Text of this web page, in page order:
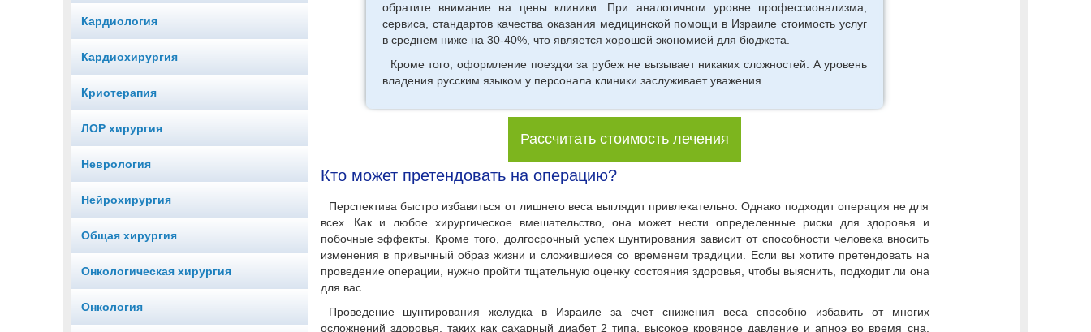
Кардиология
Кардиохирургия
Криотерапия
ЛОР хирургия
Неврология
Нейрохирургия
Общая хирургия
Онкологическая хирургия
Онкология
обратите внимание на цены клиники. При аналогичном уровне профессионализма,
сервиса, стандартов качества оказания медицинской помощи в Израиле стоимость услуг
в среднем ниже на 30-40%, что является хорошей экономией для бюджета.
Кроме того, оформление поездки за рубеж не вызывает никаких сложностей. А уровень
владения русским языком у персонала клиники заслуживает уважения.
Рассчитать стоимость лечения
Кто может претендовать на операцию?
Перспектива быстро избавиться от лишнего веса выглядит привлекательно. Однако подходит операция не для
всех. Как и любое хирургическое вмешательство, она может нести определенные риски для здоровья и
побочные эффекты. Кроме того, долгосрочный успех шунтирования зависит от способности человека вносить
изменения в привычный образ жизни и сложившиеся со временем традиции. Если вы хотите претендовать на
проведение операции, нужно пройти тщательную оценку состояния здоровья, чтобы выяснить, подходит ли она
для вас.
Проведение шунтирования желудка в Израиле за счет снижения веса способно избавить от многих
осложнений здоровья, таких как сахарный диабет 2 типа, высокое кровяное давление и апноэ во время сна.